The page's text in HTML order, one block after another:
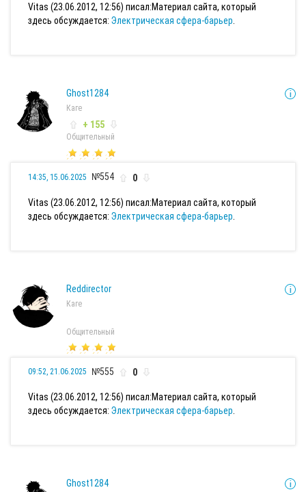
Vitas (23.06.2012, 12:56) писал:Материал сайта, который
здесь обсуждается: Электрическая сфера-барьер
Ghost1284
Каге
+ 155
Общительный
14:35, 15.06.2025 №554 0
Vitas (23.06.2012, 12:56) писал:Материал сайта, который
здесь обсуждается: Электрическая сфера-барьер
Reddirector
Каге
Общительный
09:52, 21.06.2025 №555 0
Vitas (23.06.2012, 12:56) писал:Материал сайта, который
здесь обсуждается: Электрическая сфера-барьер
Ghost1284